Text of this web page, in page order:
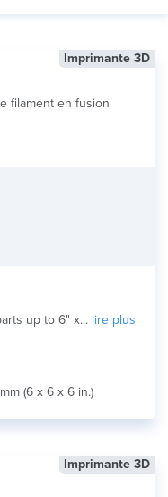
Imprimante 3D
filament en fusion
up to 6" x... lire plus
(6 x 6 x 6 in.)
Imprimante 3D